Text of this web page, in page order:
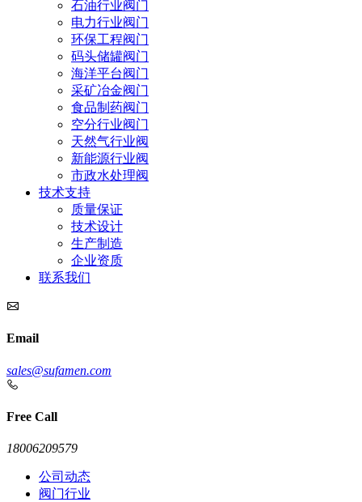
石油行业阀门
电力行业阀门
环保工程阀门
码头储罐阀门
海洋平台阀门
采矿冶金阀门
食品制药阀门
空分行业阀门
天然气行业阀
新能源行业阀
市政水处理阀
技术支持
质量保证
技术设计
生产制造
企业资质
联系我们
Email
sales@sufamen.com
Free Call
18006209579
公司动态
阀门行业